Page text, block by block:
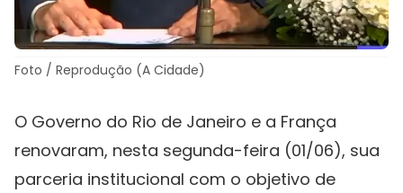
Foto / Reprodução (A Cidade)
O Governo do Rio de Janeiro e a França
renovaram, nesta segunda-feira (01/06), sua
parceria institucional com o objetivo de